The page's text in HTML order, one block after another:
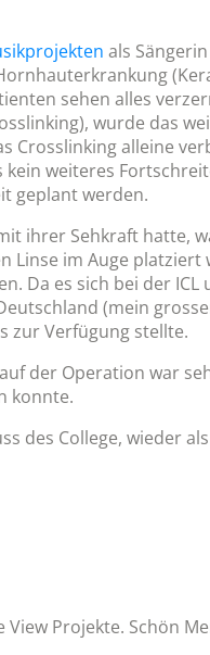
als
sehen alles
wurde das
Crosslinking alleine
kein weiteres
geplant werden.
ihrer Sehkraft hatte,
Linse im Auge platziert
Da es sich bei der ICL
(mein
zur Verfügung stellte.
der Operation war
konnte.
des College, wieder
Projekte. Schön